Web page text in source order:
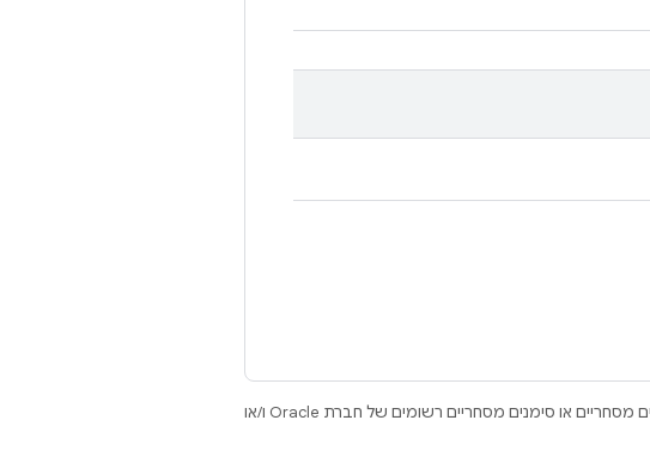
.‏ Java ו-OpenJDK הם סימנים מסחריים או סימנים מסחריים רשומים של חברת Oracle ו/או